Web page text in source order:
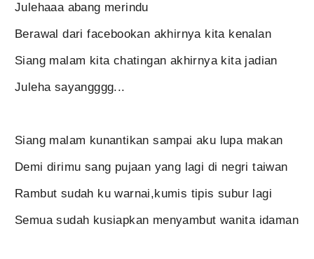
Julehaaa abang merindu
Berawal dari facebookan akhirnya kita kenalan
Siang malam kita chatingan akhirnya kita jadian
Juleha sayangggg...
Siang malam kunantikan sampai aku lupa makan
Demi dirimu sang pujaan yang lagi di negri taiwan
Rambut sudah ku warnai,kumis tipis subur lagi
Semua sudah kusiapkan menyambut wanita idaman